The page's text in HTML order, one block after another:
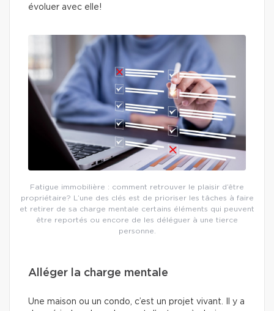
évoluer avec elle!
Fatigue immobilière : comment retrouver le plaisir d’être
propriétaire? L’une des clés est de prioriser les tâches à faire
et retirer de sa charge mentale certains éléments qui peuvent
être reportés ou encore de les déléguer à une tierce
personne.
Alléger la charge mentale
Une maison ou un condo, c’est un projet vivant. Il y a